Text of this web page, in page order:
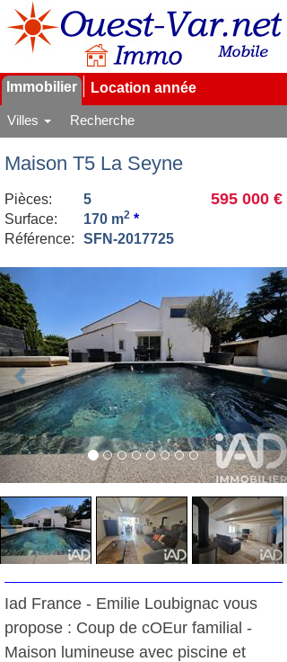
Immobilier Location année
Villes Recherche
Maison T5 La Seyne
595 000 €
Pièces:
5
Surface:
170 m2 *
Référence:
SFN-2017725
Iad France - Emilie Loubignac vous
propose : Coup de cOEur familial -
Maison lumineuse avec piscine et